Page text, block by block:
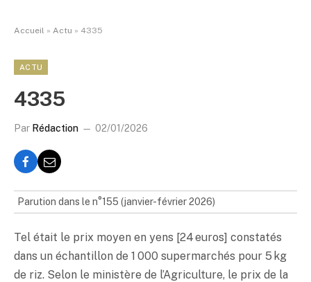
Accueil » Actu » 4335
ACTU
4335
Par Rédaction 02/01/2026
Parution dans le n°155 (janvier-février 2026)
Tel était le prix moyen en yens [24 euros] constatés
dans un échantillon de 1 000 supermarchés pour 5 kg
de riz. Selon le ministère de l’Agriculture, le prix de la